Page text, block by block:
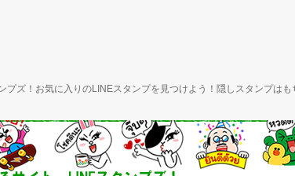
プズ！お気に入りのLINEスタンプを見つけよう！隠しスタンプは